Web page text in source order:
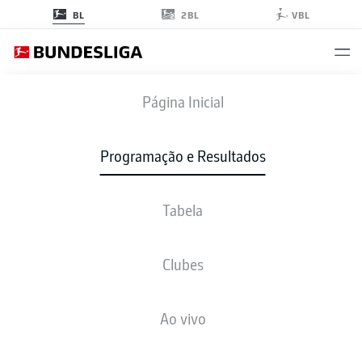
BL 2BL VBL
Página Inicial
Programação e Resultados
Tabela
Clubes
Ao vivo
FCU WOB
1 0
ESCALAÇÕES
ESCALAÇÃO INICIAL